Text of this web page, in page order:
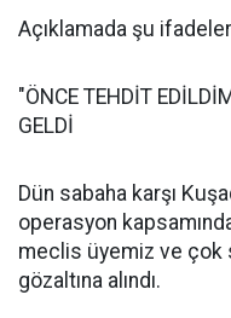
Açıklamada şu
"ÖNCE TEHDİT
GELDİ
Dün sabaha karşı
operasyon
meclis üyemiz ve çok
gözaltına alındı.